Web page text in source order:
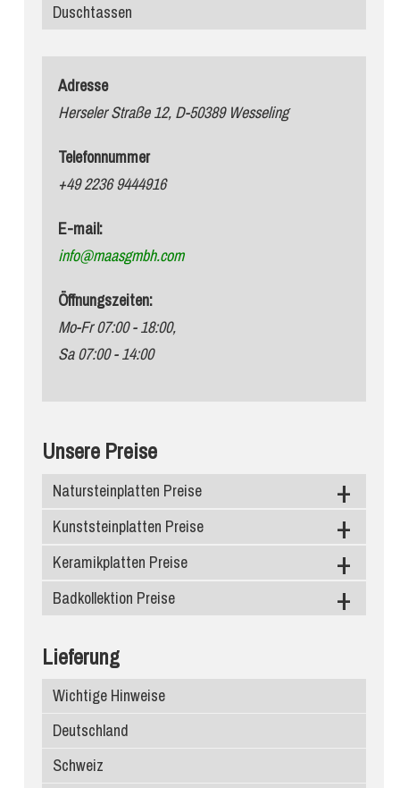
Duschtassen
Adresse
Herseler Straße 12, D-50389 Wesseling
Telefonnummer
+49 2236 9444916
E-mail:
info@maasgmbh.com
Öffnungszeiten:
Mo-Fr 07:00 - 18:00,
Sa 07:00 - 14:00
Unsere Preise
Natursteinplatten Preise
Granit
Marmor
Schiefer
Kunststeinplatten Preise
Caesarstone
Silestone
Compac Quarzagglo
Santa Margherita
Edelstein
Keramikplatten Preise
Level Keramik
Dekton
Infinity Keramik
Ariostea
Porcelanosa
Badkollektion Preise
Waschbecken
Lieferung
Wichtige Hinweise
Deutschland
Schweiz